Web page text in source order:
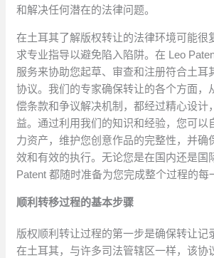
和解决任何潜在的法律问题。
在土耳其了解版权转让的法律环境可能很
求专业指导以避免陷入陷阱。在 Leo
服务来协助您起草、审查和注册符合土耳
协议。我们的专家确保转让的各个方面，
偿条款和争议解决机制，都经过精心设计
益。通过利用我们的知识和经验，您可以
力资产，维护您创意作品的完整性，并确
效和有效的执行。无论您是在国内还是国
Patent 都随时准备为您完成整个过程的每
顺利转移过程的基本步骤
版权顺利转让过程的第一步是确保转让记
在土耳其，与许多司法管辖区一样，该协